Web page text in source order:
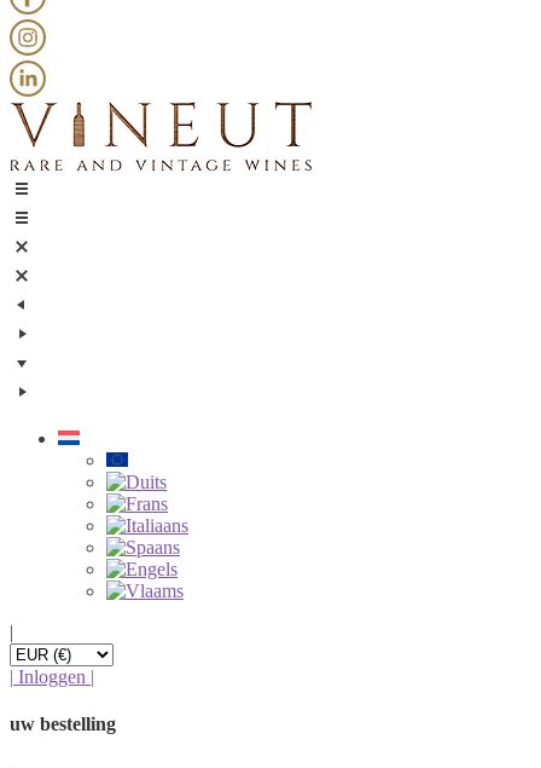
|
| Inloggen |
uw bestelling